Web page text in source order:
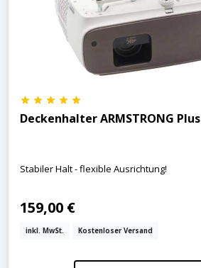
Deckenhalter ARMSTRONG Plus
Stabiler Halt - flexible Ausrichtung!
159,00 €
inkl. MwSt. Kostenloser Versand